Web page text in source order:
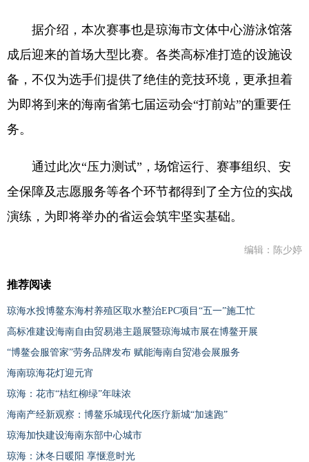
据介绍，本次赛事也是琼海市文体中心游泳馆落
成后迎来的首场大型比赛。各类高标准打造的设施设
备，不仅为选手们提供了绝佳的竞技环境，更承担着
为即将到来的海南省第七届运动会“打前站”的重要任
务。
通过此次“压力测试”，场馆运行、赛事组织、安
全保障及志愿服务等各个环节都得到了全方位的实战
演练，为即将举办的省运会筑牢坚实基础。
编辑：陈少婷
推荐阅读
琼海水投博鳌东海村养殖区取水整治EPC项目“五一”施工忙
高标准建设海南自由贸易港主题展暨琼海城市展在博鳌开展
“博鳌会服管家”劳务品牌发布 赋能海南自贸港会展服务
海南琼海花灯迎元宵
琼海：花市“桔红柳绿”年味浓
海南产经新观察：博鳌乐城现代化医疗新城“加速跑”
琼海加快建设海南东部中心城市
琼海：沐冬日暖阳 享惬意时光